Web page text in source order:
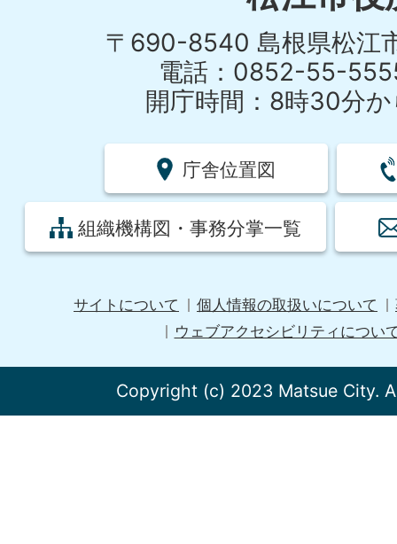
〒690-8540 島根県松江
電話：0852-55-
開庁時間：8時30分
庁舎位置図
組織機構図・事務分掌一覧
サイトについて 個人情報の取扱いについて
ウェブアクセシビリティについ
Copyright (c) 2023 Matsue City.